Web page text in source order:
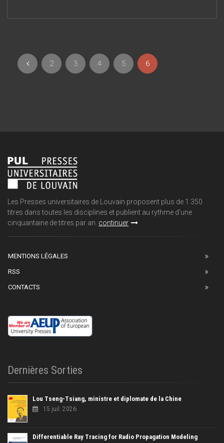
2 3 4 5 6
Les Presses universitaires de Louvain proposent plus de 1 350
titres dans toutes les disciplines et publient au rythme d'une
cinquantaine de titres par an. continuer
MENTIONS LÉGALES
RSS
CONTACTS
Dernières Sorties
Lou Tseng-Tsiang, ministre et diplomate de la Chine
15 juil. 2026
Differentiable Ray Tracing for Radio Propagation Modeling